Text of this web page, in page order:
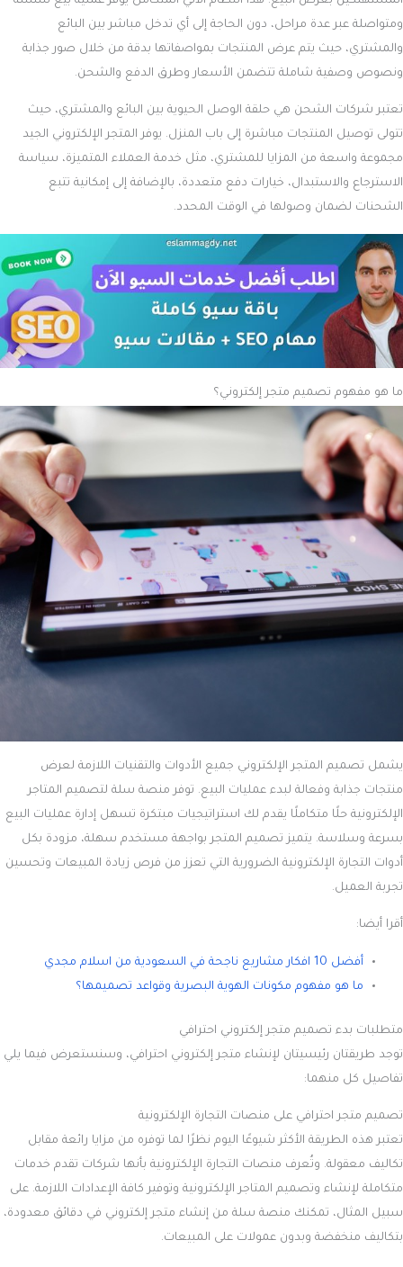
ومتواصلة عبر عدة مراحل، دون الحاجة إلى أي تدخل مباشر بين البائع
والمشتري، حيث يتم عرض المنتجات بمواصفاتها بدقة من خلال صور جذابة
ونصوص وصفية شاملة تتضمن الأسعار وطرق الدفع والشحن.
تعتبر شركات الشحن هي حلقة الوصل الحيوية بين البائع والمشتري، حيث
تتولى توصيل المنتجات مباشرة إلى باب المنزل. يوفر المتجر الإلكتروني الجيد
مجموعة واسعة من المزايا للمشتري، مثل خدمة العملاء المتميزة، سياسة
الاسترجاع والاستبدال، خيارات دفع متعددة، بالإضافة إلى إمكانية تتبع
الشحنات لضمان وصولها في الوقت المحدد.
ما هو مفهوم تصميم متجر إلكتروني؟
يشمل تصميم المتجر الإلكتروني جميع الأدوات والتقنيات اللازمة لعرض
منتجات جذابة وفعالة لبدء عمليات البيع. توفر منصة سلة لتصميم المتاجر
الإلكترونية حلًا متكاملًا يقدم لك استراتيجيات مبتكرة تسهل إدارة عمليات البيع
بسرعة وسلاسة. يتميز تصميم المتجر بواجهة مستخدم سهلة، مزودة بكل
أدوات التجارة الإلكترونية الضرورية التي تعزز من فرص زيادة المبيعات وتحسين
تجربة العميل.
أقرا أيضا:
أفضل 10 افكار مشاريع ناجحة في السعودية من اسلام مجدي
ما هو مفهوم مكونات الهوية البصرية وقواعد تصميمها؟
متطلبات بدء تصميم متجر إلكتروني احترافي
توجد طريقتان رئيسيتان لإنشاء متجر إلكتروني احترافي، وسنستعرض فيما يلي
تفاصيل كل منهما:
تصميم متجر احترافي على منصات التجارة الإلكترونية
تعتبر هذه الطريقة الأكثر شيوعًا اليوم نظرًا لما توفره من مزايا رائعة مقابل
تكاليف معقولة. وتُعرف منصات التجارة الإلكترونية بأنها شركات تقدم خدمات
متكاملة لإنشاء وتصميم المتاجر الإلكترونية وتوفير كافة الإعدادات اللازمة. على
سبيل المثال، تمكنك منصة سلة من إنشاء متجر إلكتروني في دقائق معدودة،
بتكاليف منخفضة وبدون عمولات على المبيعات.